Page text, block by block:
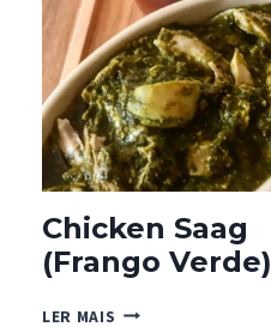
Chicken Saag
(Frango Verde)
LER MAIS CHICKEN